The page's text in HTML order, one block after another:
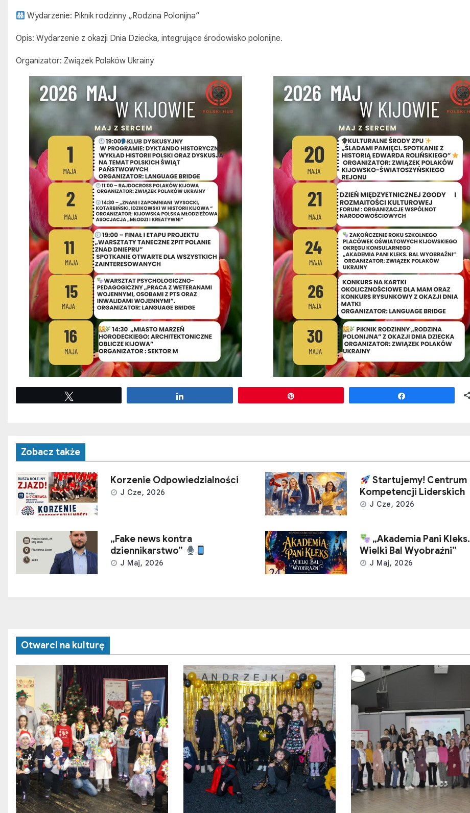
Wydarzenie: Piknik rodzinny „Rodzina Polonijna”
Opis: Wydarzenie z okazji Dnia Dziecka, integrujące środowisko polonijne.
Organizator: Związek Polaków Ukrainy
Zobacz także
Korzenie Odpowiedzialności
J Cze, 2026
Startujemy! Centrum
Kompetencji Liderskich
J Cze, 2026
„Fake news kontra
dziennikarstwo”
J Maj, 2026
„Akademia Pani Kleks.
Wielki Bal Wyobraźni”
J Maj, 2026
Otwarci na kulturę